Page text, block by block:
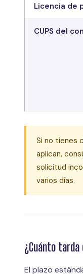
Licencia de
CUPS del
Si no tienes
aplican,
solicitud
varios días.
¿Cuánto
El plazo